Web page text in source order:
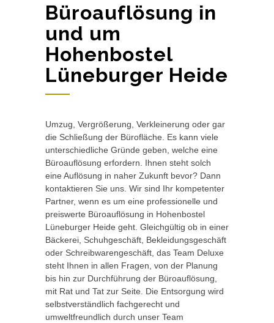
Büroauflösung in
und um
Hohenbostel
Lüneburger Heide
Umzug, Vergrößerung, Verkleinerung oder gar
die Schließung der Bürofläche. Es kann viele
unterschiedliche Gründe geben, welche eine
Büroauflösung erfordern. Ihnen steht solch
eine Auflösung in naher Zukunft bevor? Dann
kontaktieren Sie uns. Wir sind Ihr kompetenter
Partner, wenn es um eine professionelle und
preiswerte Büroauflösung in Hohenbostel
Lüneburger Heide geht. Gleichgültig ob in einer
Bäckerei, Schuhgeschäft, Bekleidungsgeschäft
oder Schreibwarengeschäft, das Team Deluxe
steht Ihnen in allen Fragen, von der Planung
bis hin zur Durchführung der Büroauflösung,
mit Rat und Tat zur Seite. Die Entsorgung wird
selbstverständlich fachgerecht und
umweltfreundlich durch unser Team